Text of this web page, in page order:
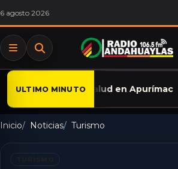
6 agosto 2026
ULTIMO MINUTO
salud en Apurímac Congreso
Inicio Noticias Turismo